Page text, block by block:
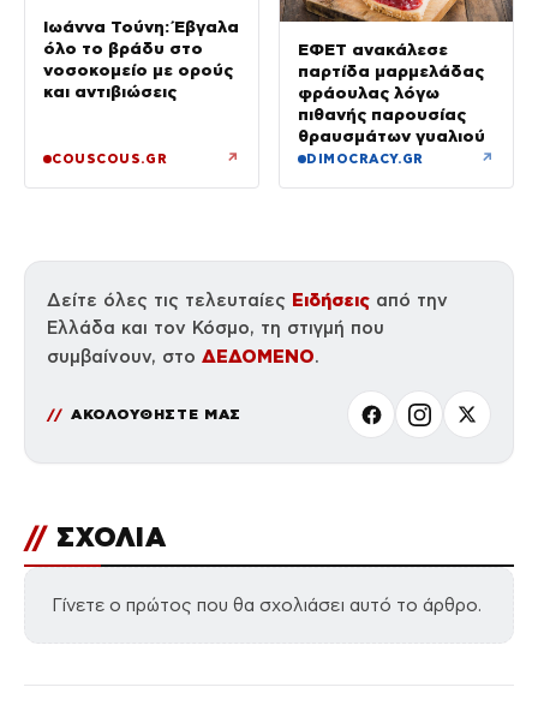
Ιωάννα Τούνη: Έβγαλα
όλο το βράδυ στο
νοσοκομείο με ορούς
και αντιβιώσεις
COUSCOUS.GR ↗
ΕΦΕΤ ανακάλεσε
παρτίδα μαρμελάδας
φράουλας λόγω
πιθανής παρουσίας
θραυσμάτων γυαλιού
DIMOCRACY.GR ↗
Δείτε όλες τις τελευταίες Ειδήσεις από την
Ελλάδα και τον Κόσμο, τη στιγμή που
συμβαίνουν, στο ΔΕΔΟΜΕΝΟ.
ΑΚΟΛΟΥΘΗΣΤΕ ΜΑΣ
// ΣΧΟΛΙΑ
Γίνετε ο πρώτος που θα σχολιάσει αυτό το άρθρο.